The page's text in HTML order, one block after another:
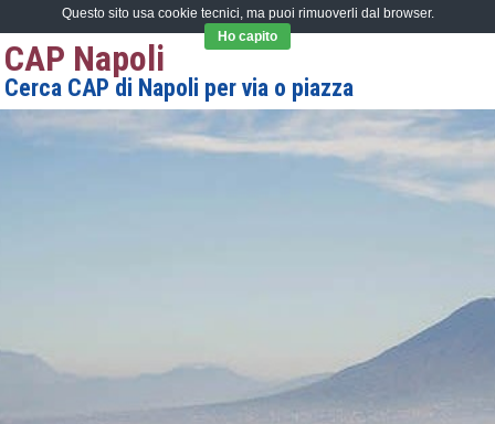
CAP Napoli
Cerca CAP di Napoli per via o piazza
Questo sito usa cookie tecnici, ma puoi rimuoverli dal browser.
Ho capito